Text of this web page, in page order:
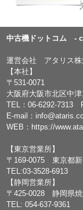
中古機ドットコム -
運営会社 アタリス株
【本社】
〒531-0071
大阪府大阪市北区中
TEL：06-6292-7313
E-mail：
WEB： https://
【東京営業所】
〒169-0075 東京都新
TEL:03-3528-6913
【静岡営業所】
〒425-0028 静岡県
TEL: 054-637-9361